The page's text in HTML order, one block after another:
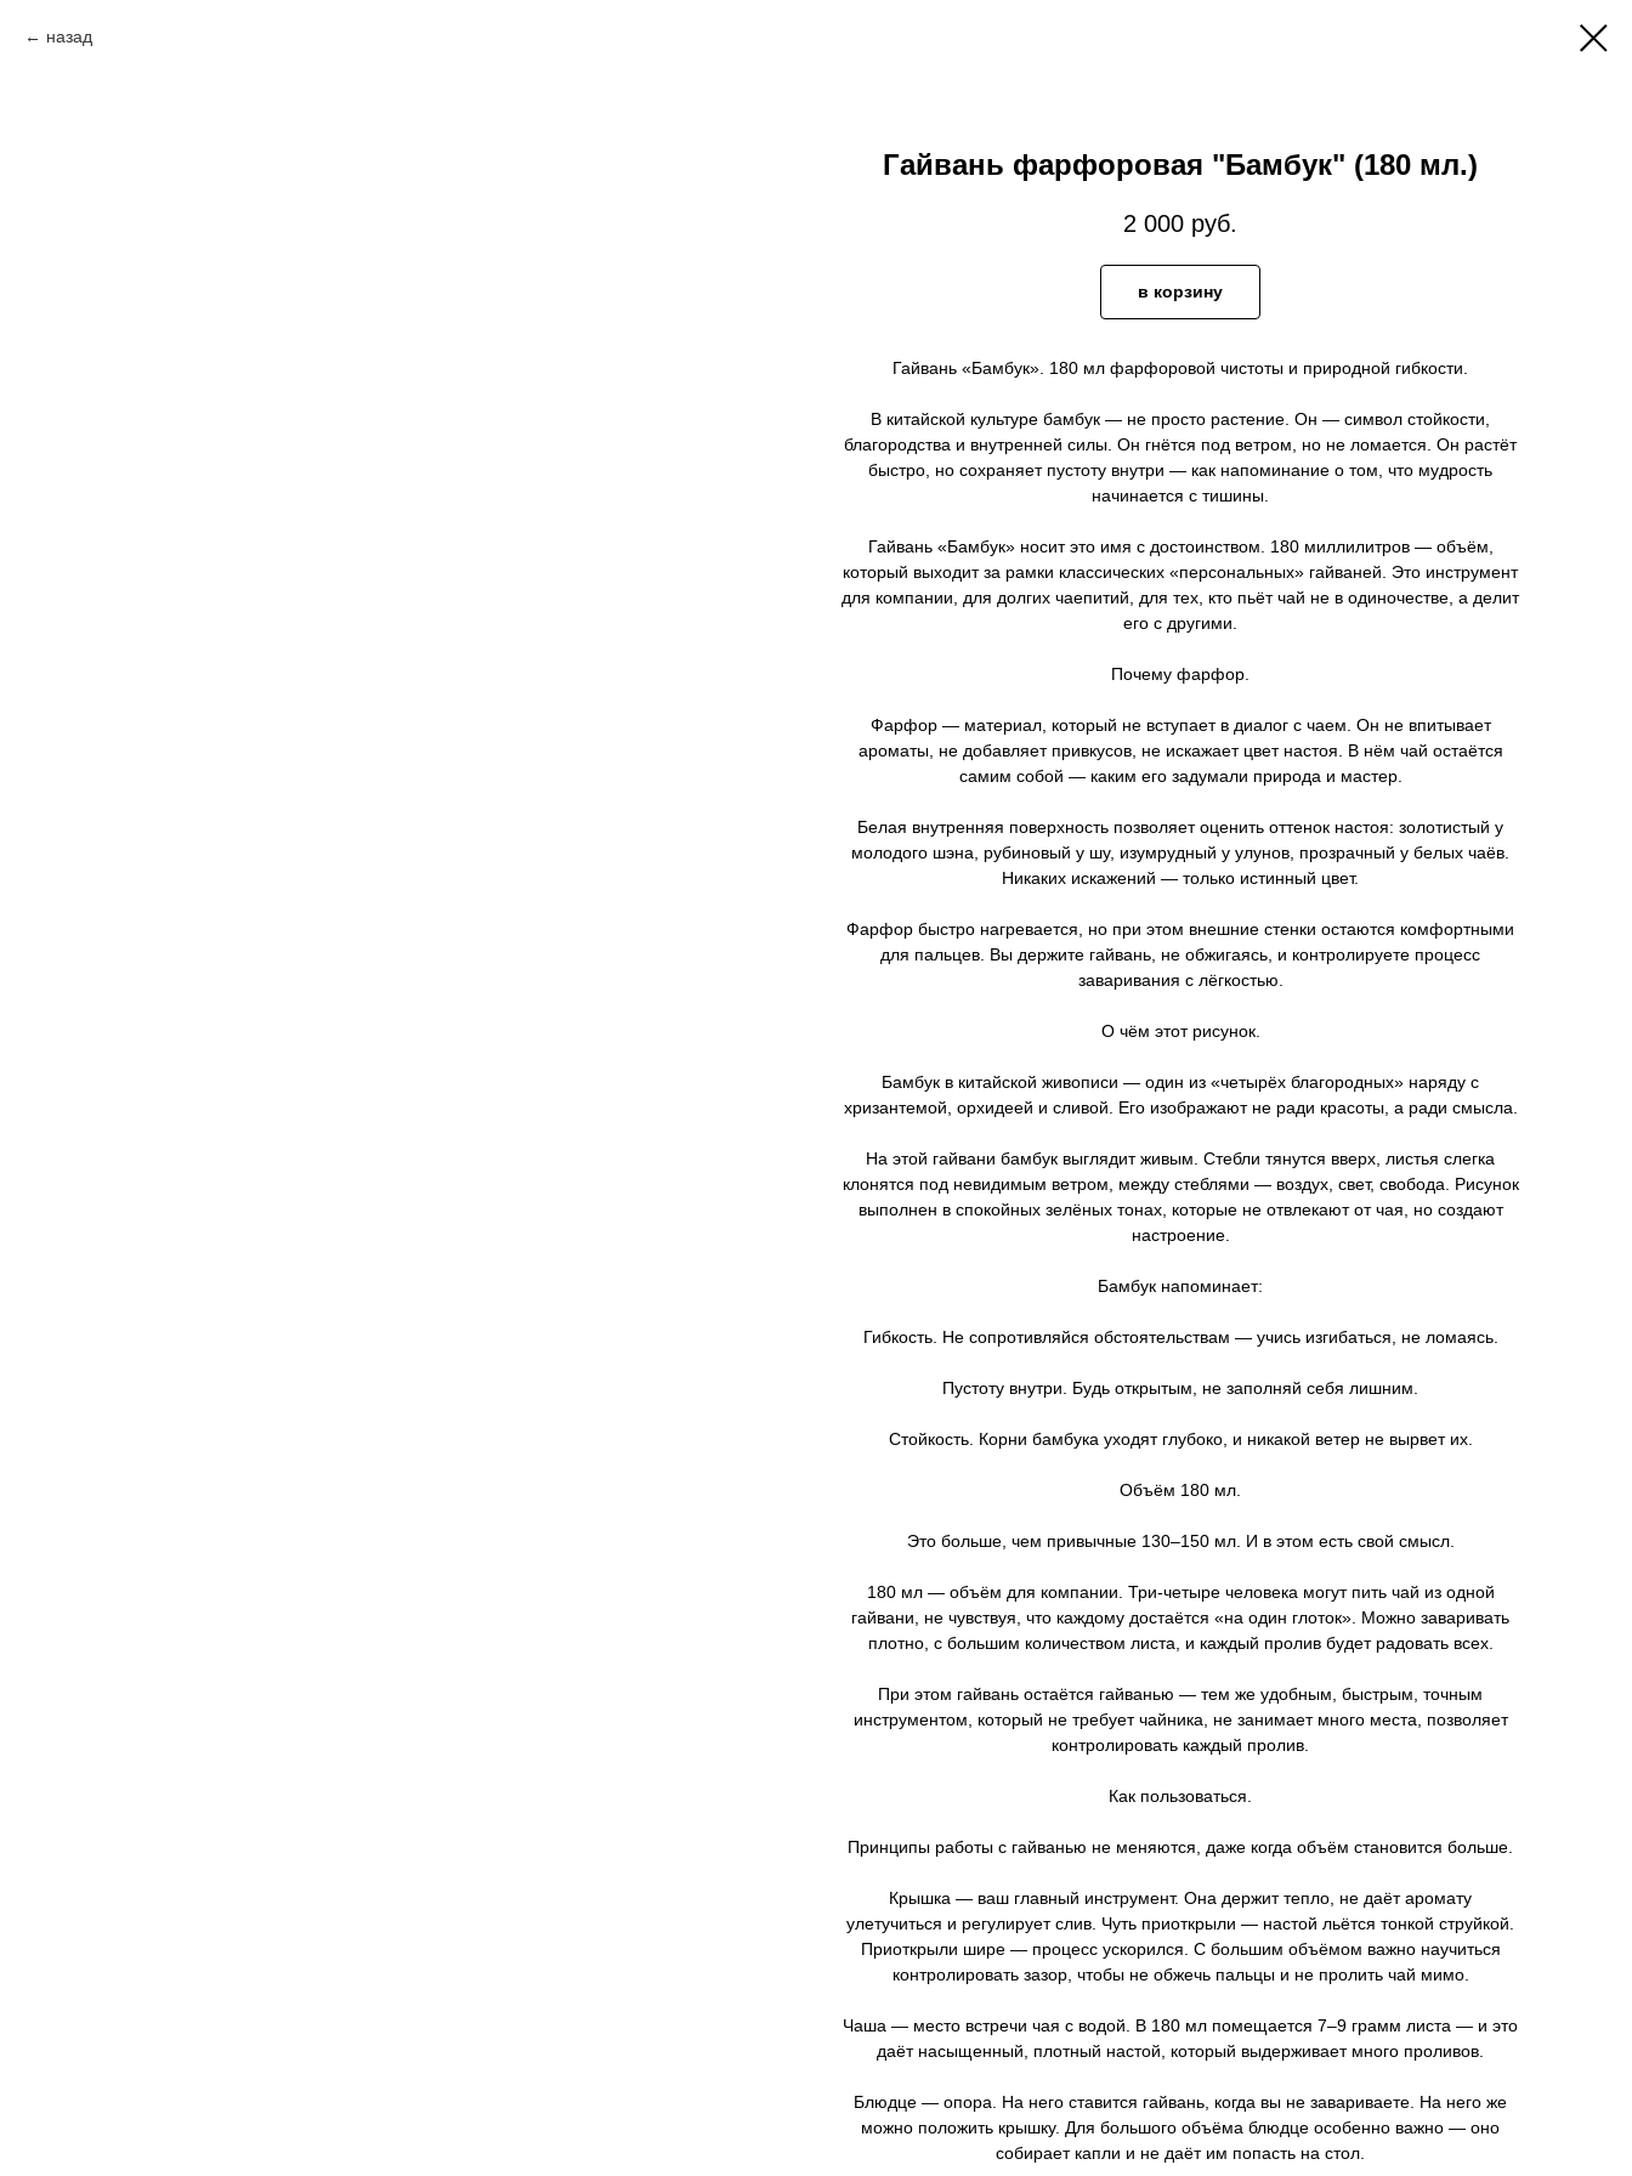
назад
Гайвань фарфоровая "Бамбук" (180 мл.)
2 000 руб.
в корзину
Гайвань «Бамбук». 180 мл фарфоровой чистоты и природной гибкости.
В китайской культуре бамбук — не просто растение. Он — символ стойкости,
благородства и внутренней силы. Он гнётся под ветром, но не ломается. Он растёт
быстро, но сохраняет пустоту внутри — как напоминание о том, что мудрость
начинается с тишины.
Гайвань «Бамбук» носит это имя с достоинством. 180 миллилитров — объём,
который выходит за рамки классических «персональных» гайваней. Это инструмент
для компании, для долгих чаепитий, для тех, кто пьёт чай не в одиночестве, а делит
его с другими.
Почему фарфор.
Фарфор — материал, который не вступает в диалог с чаем. Он не впитывает
ароматы, не добавляет привкусов, не искажает цвет настоя. В нём чай остаётся
самим собой — каким его задумали природа и мастер.
Белая внутренняя поверхность позволяет оценить оттенок настоя: золотистый у
молодого шэна, рубиновый у шу, изумрудный у улунов, прозрачный у белых чаёв.
Никаких искажений — только истинный цвет.
Фарфор быстро нагревается, но при этом внешние стенки остаются комфортными
для пальцев. Вы держите гайвань, не обжигаясь, и контролируете процесс
заваривания с лёгкостью.
О чём этот рисунок.
Бамбук в китайской живописи — один из «четырёх благородных» наряду с
хризантемой, орхидеей и сливой. Его изображают не ради красоты, а ради смысла.
На этой гайвани бамбук выглядит живым. Стебли тянутся вверх, листья слегка
клонятся под невидимым ветром, между стеблями — воздух, свет, свобода. Рисунок
выполнен в спокойных зелёных тонах, которые не отвлекают от чая, но создают
настроение.
Бамбук напоминает:
Гибкость. Не сопротивляйся обстоятельствам — учись изгибаться, не ломаясь.
Пустоту внутри. Будь открытым, не заполняй себя лишним.
Стойкость. Корни бамбука уходят глубоко, и никакой ветер не вырвет их.
Объём 180 мл.
Это больше, чем привычные 130–150 мл. И в этом есть свой смысл.
180 мл — объём для компании. Три-четыре человека могут пить чай из одной
гайвани, не чувствуя, что каждому достаётся «на один глоток». Можно заваривать
плотно, с большим количеством листа, и каждый пролив будет радовать всех.
При этом гайвань остаётся гайванью — тем же удобным, быстрым, точным
инструментом, который не требует чайника, не занимает много места, позволяет
контролировать каждый пролив.
Как пользоваться.
Принципы работы с гайванью не меняются, даже когда объём становится больше.
Крышка — ваш главный инструмент. Она держит тепло, не даёт аромату
улетучиться и регулирует слив. Чуть приоткрыли — настой льётся тонкой струйкой.
Приоткрыли шире — процесс ускорился. С большим объёмом важно научиться
контролировать зазор, чтобы не обжечь пальцы и не пролить чай мимо.
Чаша — место встречи чая с водой. В 180 мл помещается 7–9 грамм листа — и это
даёт насыщенный, плотный настой, который выдерживает много проливов.
Блюдце — опора. На него ставится гайвань, когда вы не завариваете. На него же
можно положить крышку. Для большого объёма блюдце особенно важно — оно
собирает капли и не даёт им попасть на стол.